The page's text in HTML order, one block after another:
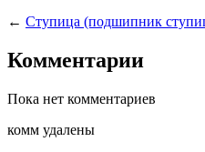
← Ступица (подшипник
Комментарии
Пока нет комментариев
комм удалены